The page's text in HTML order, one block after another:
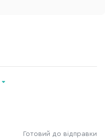
Готовий до відправки